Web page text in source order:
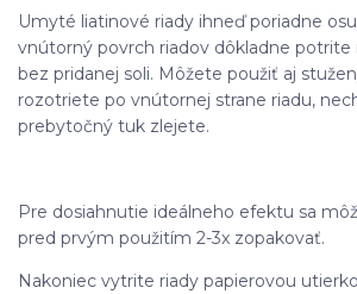
Umyté liatinové riady ihneď poriadne
vnútorný povrch riadov dôkladne potrite
bez pridanej soli. Môžete použiť aj
rozotriete po vnútornej strane riadu,
prebytočný tuk zlejete.
Pre dosiahnutie ideálneho efektu sa
pred prvým použitím 2-3x zopakovať.
Nakoniec vytrite riady papierovou